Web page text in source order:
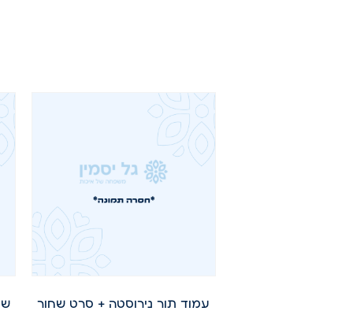
עמוד תור נירוסטה + סרט שחור